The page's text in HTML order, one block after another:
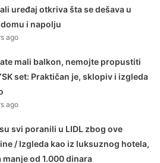
uređaj otkriva šta se dešava u
i napolju
ago
mali balkon, nemojte propustiti
set: Praktičan je, sklopiv i izgleda
ago
svi poranili u LIDL zbog ove
/ Izgleda kao iz luksuznog hotela,
manje od 1.000 dinara